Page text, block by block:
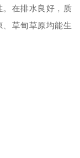
在排水良好，质
草甸草原均能生